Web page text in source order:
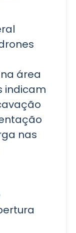
área
indicam
nas